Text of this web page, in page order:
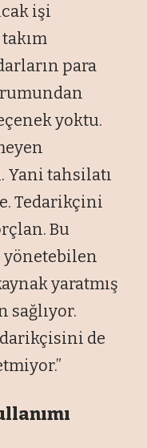
işi
para
yoktu.
Yani tahsilatı
Tedarikçini
Bu
yaratmış
sağlıyor.
de